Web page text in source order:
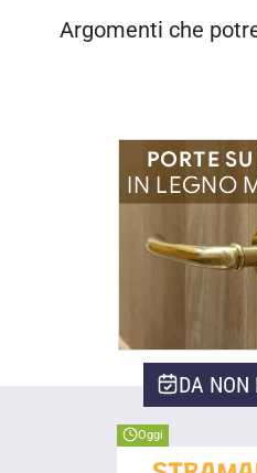
DA NON
Oggi
Argomenti che